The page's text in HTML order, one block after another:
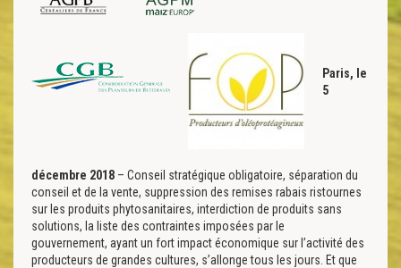
Paris, le
5
décembre 2018 – Conseil stratégique obligatoire, séparation du
conseil et de la vente, suppression des remises rabais ristournes
sur les produits phytosanitaires, interdiction de produits sans
solutions, la liste des contraintes imposées par le
gouvernement, ayant un fort impact économique sur l’activité des
producteurs de grandes cultures, s’allonge tous les jours. Et que